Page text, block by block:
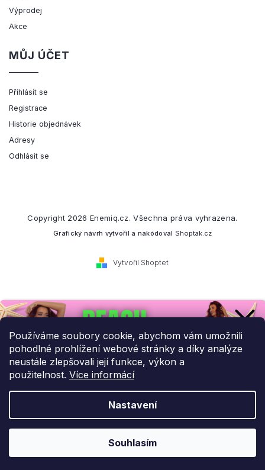
Používáme soubory cookie, abychom vám umožnili
pohodlné prohlížení webové stránky a díky analýze
neustále zlepšovali její funkce, výkon a
použitelnost. Více informácí
Nastavení
Souhlasím
Výprodej
Akce
MŮJ ÚČET
Přihlásit se
Registrace
Historie objednávek
Adresy
Odhlásit se
Vytvořil Shoptet
Copyright 2026 Enemiq.cz. Všechna práva vyhrazena.
Grafický návrh vytvořil a nakódoval Shoptak.cz
Přihlaste se k našemu
newsletteru.
Budeme vám posílat informace o našich novinkách a slevových
akcích.
Odebírat newsletter
UPLATNIT SLEVU!